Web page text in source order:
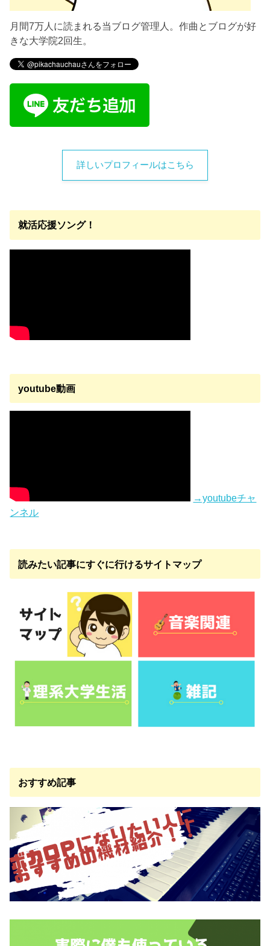
月間7万人に読まれる当ブログ管理人。作曲とブログが好
きな大学院2回生。
詳しいプロフィールはこちら
就活応援ソング！
youtube動画
→youtubeチャ
ンネル
読みたい記事にすぐに行けるサイトマップ
おすすめ記事